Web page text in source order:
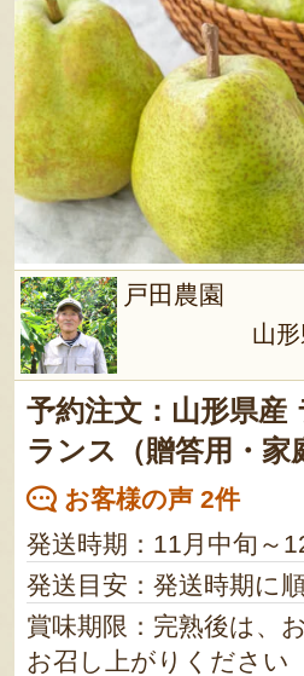
戸田農園
山
予約注文：山形県産
ランス（贈答用・家
お客様の声 2件
発送時期：11月中旬～
発送目安：発送時期に
賞味期限：完熟後は、
お召し上がりください